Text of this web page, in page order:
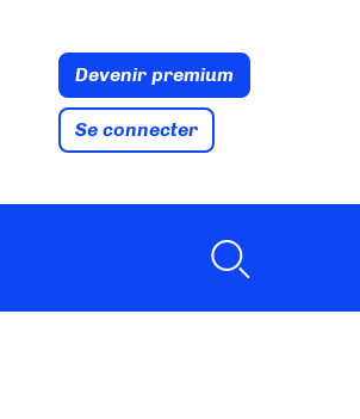
Devenir premium
Se connecter